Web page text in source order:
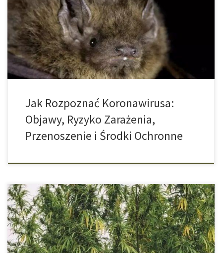
zweryfikowany przez ekspertów medycznych. Na początku roku w
Chinach został zidentyfikowany nowy rodzaj śmiercionośnego
wirusa o nazwie Coronavirus. W międzyczasie tysiące ludzi na
całym świecie zostało zarażonych. Eksperci wyjaśniają, jak można
się zarazić, jak niebezpieczna jest infekcja […]
Jak Rozpoznać Koronawirusa:
Objawy, Ryzyko Zarażenia,
Przenoszenie i Środki Ochronne
Jakieś trzy miesiące temu policja odkryła nielegalną plantację
marihuany w Północnej Kalifornii. Teraz władze oceniły wpływ
nielegalnie użytkowanych gruntów na środowisko. Rezultat: ścięte
drzewa, zanieczyszczone rzeki, spiętrzone wody i odwrócone